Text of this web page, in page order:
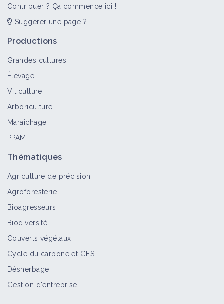
Noctuelles
Contribuer ? Ça commence ici !
Suggérer une page ?
Productions
Grandes cultures
Élevage
Viticulture
Arboriculture
Maraîchage
PPAM
Thématiques
Agriculture de précision
Agroforesterie
Bioagresseurs
Biodiversité
Couverts végétaux
Cycle du carbone et GES
Désherbage
Gestion d'entreprise